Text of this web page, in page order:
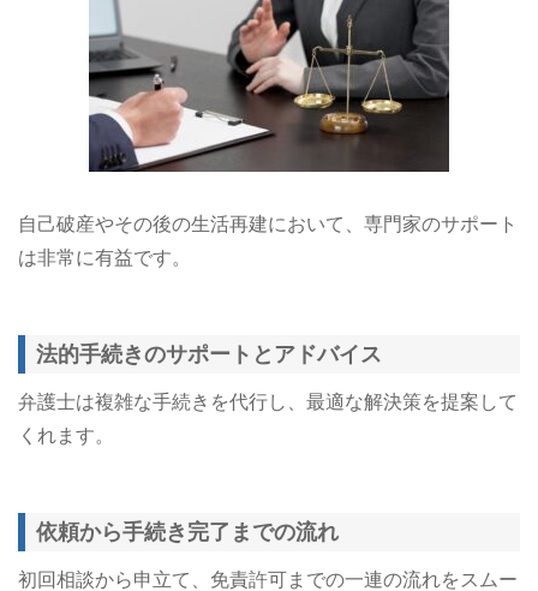
自己破産やその後の生活再建において、専門家のサポート
は非常に有益です。
法的手続きのサポートとアドバイス
弁護士は複雑な手続きを代行し、最適な解決策を提案して
くれます。​
依頼から手続き完了までの流れ
初回相談から申立て、免責許可までの一連の流れをスムー